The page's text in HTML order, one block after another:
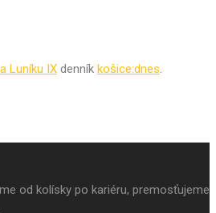
Luníku IX denník košice:dnes.
od kolísky po kariéru, premosťujeme